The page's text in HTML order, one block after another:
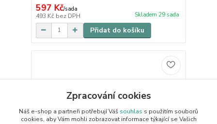
597 Kč/sada
493 Kč bez DPH Skladem 29 sada
Přidat do košíku
Zpracování cookies
Náš e-shop a partneři potřebují Váš souhlas s použitím souborů
cookies, aby Vám mohli zobrazovat informace týkající se Vašich